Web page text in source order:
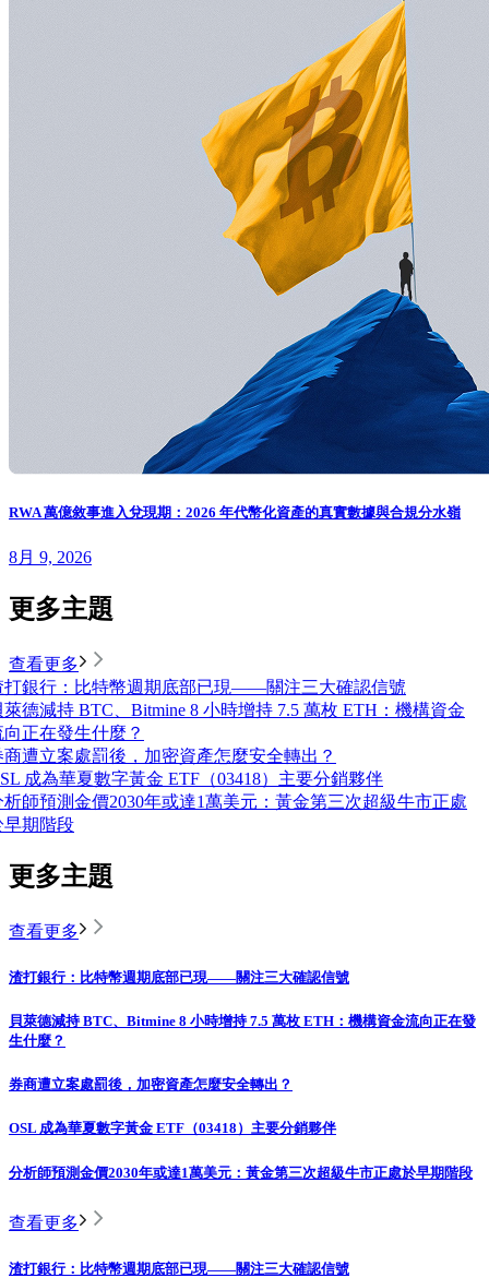
RWA 萬億敘事進入兌現期：2026 年代幣化資產的真實數據與合規分水嶺
8月 9, 2026
更多主題
查看更多
打銀行：比特幣週期底部已現——關注三大確認信號
萊德減持 BTC、Bitmine 8 小時增持 7.5 萬枚 ETH：機構資金
向正在發生什麼？
商遭立案處罰後，加密資產怎麼安全轉出？
成為華夏數字黃金 ETF（03418）主要分銷夥伴
析師預測金價2030年或達1萬美元：黃金第三次超級牛市正處
早期階段
更多主題
查看更多
渣打銀行：比特幣週期底部已現——關注三大確認信號
貝萊德減持 BTC、Bitmine 8 小時增持 7.5 萬枚 ETH：機構資金流向正在發
生什麼？
券商遭立案處罰後，加密資產怎麼安全轉出？
OSL 成為華夏數字黃金 ETF（03418）主要分銷夥伴
分析師預測金價2030年或達1萬美元：黃金第三次超級牛市正處於早期階段
查看更多
渣打銀行：比特幣週期底部已現——關注三大確認信號